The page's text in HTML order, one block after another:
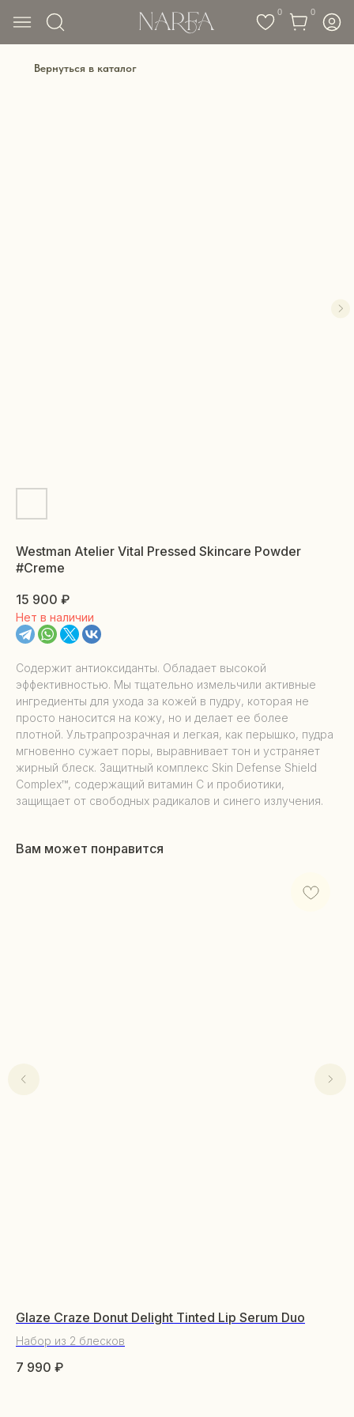
Вернуться в каталог
Westman Atelier Vital Pressed Skincare Powder
#Creme
15 900 ₽
Нет в наличии
Содержит антиоксиданты. Обладает высокой
эффективностью. Мы тщательно измельчили активные
ингредиенты для ухода за кожей в пудру, которая не
просто наносится на кожу, но и делает ее более
плотной. Ультрапрозрачная и легкая, как перышко, пудра
мгновенно сужает поры, выравнивает тон и устраняет
жирный блеск. Защитный комплекс Skin Defense Shield
Complex™, содержащий витамин С и пробиотики,
защищает от свободных радикалов и синего излучения.
Вам может понравится
Glaze Craze Donut Delight Tinted Lip Serum Duo
Набор из 2 блесков
7 990 ₽
КАТАЛОГ